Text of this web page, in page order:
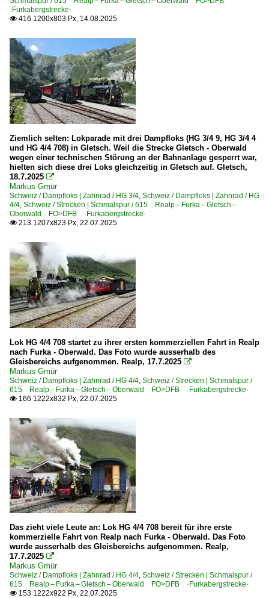
·Furkabergstrecke·
 416 1200x803 Px, 14.08.2025
Ziemlich selten: Lokparade mit drei Dampfloks (HG 3/4 9, HG 3/4 4
und HG 4/4 708) in Gletsch. Weil die Strecke Gletsch - Oberwald
wegen einer technischen Störung an der Bahnanlage gesperrt war,
hielten sich diese drei Loks gleichzeitig in Gletsch auf. Gletsch,
18.7.2025 
Markus Gmür
Schweiz / Dampfloks | Zahnrad / HG 3/4, Schweiz / Dampfloks | Zahnrad / HG
4/4, Schweiz / Strecken | Schmalspur / 615 Realp – Furka – Gletsch –
Oberwald FO>DFB ·Furkabergstrecke·
 213 1207x823 Px, 22.07.2025
Lok HG 4/4 708 startet zu ihrer ersten kommerziellen Fahrt in Realp
nach Furka - Oberwald. Das Foto wurde ausserhalb des
Gleisbereichs aufgenommen. Realp, 17.7.2025 
Markus Gmür
Schweiz / Dampfloks | Zahnrad / HG 4/4, Schweiz / Strecken | Schmalspur /
615 Realp – Furka – Gletsch – Oberwald FO>DFB ·Furkabergstrecke·
 166 1222x832 Px, 22.07.2025
Das zieht viele Leute an: Lok HG 4/4 708 bereit für ihre erste
kommerzielle Fahrt von Realp nach Furka - Oberwald. Das Foto
wurde ausserhalb des Gleisbereichs aufgenommen. Realp,
17.7.2025 
Markus Gmür
Schweiz / Dampfloks | Zahnrad / HG 4/4, Schweiz / Strecken | Schmalspur /
615 Realp – Furka – Gletsch – Oberwald FO>DFB ·Furkabergstrecke·
 153 1222x922 Px, 22.07.2025